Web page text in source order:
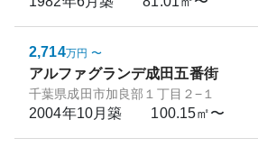
2,714万円 〜
アルファグランデ成田五番街
千葉県成田市加良部１丁目２−１
2004年10月築 100.15㎡〜